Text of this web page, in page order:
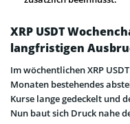
XRP USDT
langfristigen
Im wöchentlichen XRP
Monaten bestehendes
Kurse lange gedeckelt und
Nun baut sich Druck nahe